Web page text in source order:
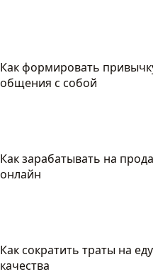
Как формировать
общения с собой
Как зарабатывать на
онлайн
Как сократить траты на
качества